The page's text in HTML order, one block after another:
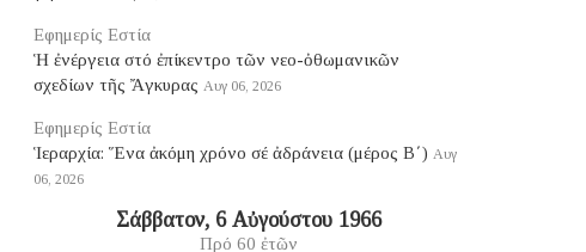
Εφημερίς Εστία
Ἡ ἐνέργεια στό ἐπίκεντρο τῶν νεο-ὀθωμανικῶν
σχεδίων τῆς Ἄγκυρας Αυγ 06, 2026
Εφημερίς Εστία
Ἱεραρχία: Ἕνα ἀκόμη χρόνο σέ ἀδράνεια (μέρος B΄) Αυγ
06, 2026
Σάββατον, 6 Αὐγούστου 1966
Πρό 60 ἐτῶν